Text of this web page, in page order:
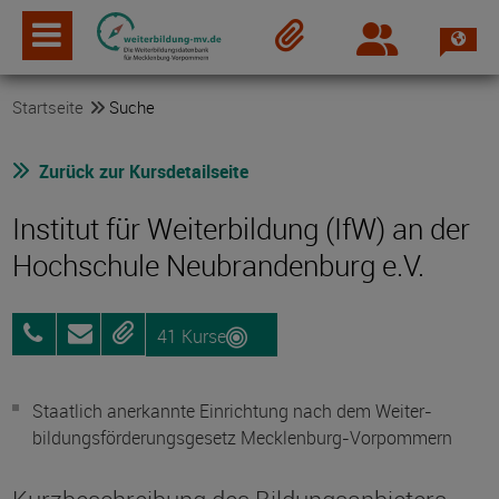
Login
Startseite Suche
Zurück zur Kursdetailseite
Institut für Weiterbildung (IfW) an der
Hochschule Neubrandenburg e.V.
0395
5693-
AnfragenMerken41 Kurse
Staatlich anerkannte Einrichtung nach dem Weiter­
bildungs­förderungs­gesetz Mecklenburg-Vorpommern